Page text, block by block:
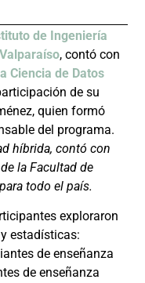
de Ingeniería
, contó con
Ciencia de Datos
de su
quien formó
del programa.
híbrida, contó con
la Facultad de
todo el país.
exploraron
estadísticas:
de enseñanza
de enseñanza